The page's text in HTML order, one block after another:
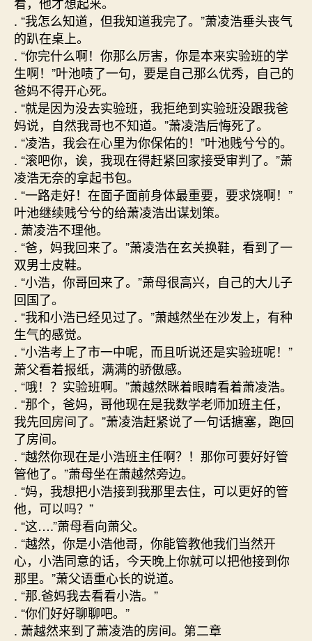
. “我怎么知道，但我知道我完了。”萧凌浩垂头丧气
的趴在桌上。
. “你完什么啊！你那么厉害，你是本来实验班的学
生啊！”叶池啧了一句，要是自己那么优秀，自己的
爸妈不得开心死。
. “就是因为没去实验班，我拒绝到实验班没跟我爸
妈说，自然我哥也不知道。”萧凌浩后悔死了。
. “凌浩，我会在心里为你保佑的！”叶池贱兮兮的。
. “滚吧你，诶，我现在得赶紧回家接受审判了。”萧
凌浩无奈的拿起书包。
. “一路走好！在面子面前身体最重要，要求饶啊！”
叶池继续贱兮兮的给萧凌浩出谋划策。
. 萧凌浩不理他。
. “爸，妈我回来了。”萧凌浩在玄关换鞋，看到了一
双男士皮鞋。
. “小浩，你哥回来了。”萧母很高兴，自己的大儿子
回国了。
. “我和小浩已经见过了。”萧越然坐在沙发上，有种
生气的感觉。
. “小浩考上了市一中呢，而且听说还是实验班呢！”
萧父看着报纸，满满的骄傲感。
. “哦！？实验班啊。”萧越然眯着眼睛看着萧凌浩。
. “那个，爸妈，哥他现在是我数学老师加班主任，
我先回房间了。”萧凌浩赶紧说了一句话搪塞，跑回
了房间。
. “越然你现在是小浩班主任啊？！那你可要好好管
管他了。”萧母坐在萧越然旁边。
. “妈，我想把小浩接到我那里去住，可以更好的管
他，可以吗？”
. “这….”萧母看向萧父。
. “越然，你是小浩他哥，你能管教他我们当然开
心，小浩同意的话，今天晚上你就可以把他接到你
那里。”萧父语重心长的说道。
. “那.爸妈我去看看小浩。”
. “你们好好聊聊吧。”
. 萧越然来到了萧凌浩的房间。第二章